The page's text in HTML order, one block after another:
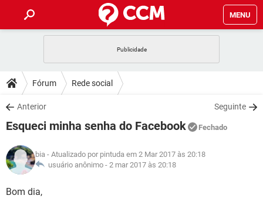
MENU
CELULAR
OUTLOOK
INSTAGRAM GMAIL
GUIA DE COMPRAS
DICAS
JOGOS
INSTAGRAM GMAIL
GUIA DE COMPRAS
DOWNLOADS
JOGOS WHATSAPP
CELULAR
OUTLOOK EXCEL
INSTAGRAM
FÓRUM
JOGOS WHATSAPP
CELULAR
OUTLOOK
GLOSSÁRIO
JOGOS
Fórum Rede social
Anterior Seguinte
Esqueci minha senha do Facebook Fechado
bia - Atualizado por pintuda em 2 Mar 2017 às 20:18
usuário anônimo - 2 mar 2017 às 20:18
Bom dia,